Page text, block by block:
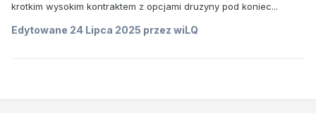
krotkim wysokim kontraktem z opcjami druzyny pod koniec...
Edytowane 24 Lipca 2025 przez wiLQ